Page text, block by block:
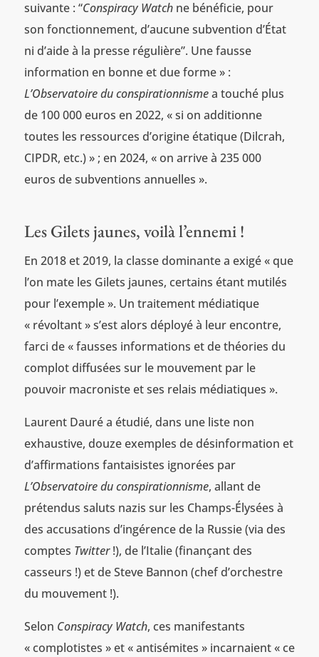
suivante : “Conspiracy Watchne bénéficie, pour
son fonctionnement, d’aucune subvention d’État
ni d’aide à la presse régulière”. Une fausse
information en bonne et due forme » :
L’Observatoire du conspirationnismea touché plus
de 100 000 euros en 2022, « si on additionne
toutes les ressources d’origine étatique (Dilcrah,
CIPDR, etc.) » ; en 2024, « on arrive à 235 000
euros de subventions annuelles ».
Les Gilets jaunes, voilà l’ennemi !
En 2018 et 2019, la classe dominante a exigé « que
l’on mate les Gilets jaunes, certains étant mutilés
pour l’exemple ». Un traitement médiatique
« révoltant » s’est alors déployé à leur encontre,
farci de « fausses informations et de théories du
complot diffusées sur le mouvement par le
pouvoir macroniste et ses relais médiatiques ».
Laurent Dauré a étudié, dans une liste non
exhaustive, douze exemples de désinformation et
d’affirmations fantaisistes ignorées par
L’Observatoire du conspirationnisme, allant de
prétendus saluts nazis sur les Champs-Élysées à
des accusations d’ingérence de la Russie (via des
comptes Twitter!), de l’Italie (finançant des
casseurs !) et de Steve Bannon (chef d’orchestre
du mouvement !).
Selon Conspiracy Watch, ces manifestants
« complotistes » et « antisémites » incarnaient « ce